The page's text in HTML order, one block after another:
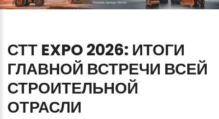
СТТ EXPO 2026: ИТОГИ
ГЛАВНОЙ ВСТРЕЧИ ВСЕЙ
СТРОИТЕЛЬНОЙ
ОТРАСЛИ